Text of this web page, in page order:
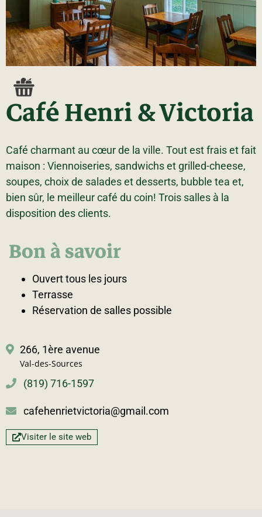
Bénévolat
Communauté d’affaires
Travailleurs autonomes
Coups de cœur
Itinéraires
Pédalez!
Café Henri & Victoria
Café charmant au cœur de la ville. Tout est frais et fait
maison : Viennoiseries, sandwichs et grilled-cheese,
soupes, choix de salades et desserts, bubble tea et,
bien sûr, le meilleur café du coin! Trois salles à la
disposition des clients.
Bon à savoir
Ouvert tous les jours
Terrasse
Réservation de salles possible
266, 1ère avenue
Val-des-Sources
(819) 716-1597
cafehenrietvictoria@gmail.com
Visiter le site web